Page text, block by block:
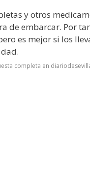
y otros
de embarcar. Por
es mejor si los
completa en